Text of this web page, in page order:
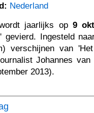
Nederland
jaarlijks op 9
gevierd. Ingesteld
verschijnen van
Johannes van
2013).